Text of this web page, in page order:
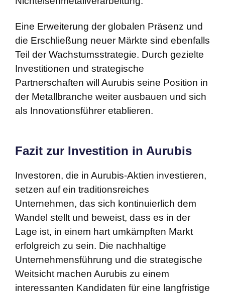
Eine Erweiterung der globalen Präsenz und
die Erschließung neuer Märkte sind ebenfalls
Teil der Wachstumsstrategie. Durch gezielte
Investitionen und strategische
Partnerschaften will Aurubis seine Position in
der Metallbranche weiter ausbauen und sich
als Innovationsführer etablieren.
Fazit zur Investition in Aurubis
Investoren, die in Aurubis-Aktien investieren,
setzen auf ein traditionsreiches
Unternehmen, das sich kontinuierlich dem
Wandel stellt und beweist, dass es in der
Lage ist, in einem hart umkämpften Markt
erfolgreich zu sein. Die nachhaltige
Unternehmensführung und die strategische
Weitsicht machen Aurubis zu einem
interessanten Kandidaten für eine langfristige